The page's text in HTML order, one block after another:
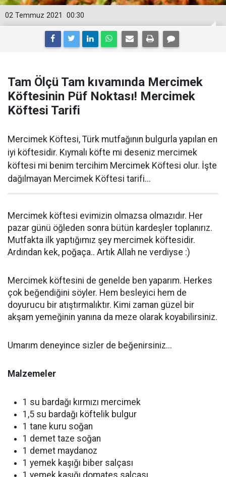
00:30
02 Temmuz 2021
Tam Ölçü Tam kıvamında Mercimek
Köftesinin Püf Noktası! Mercimek
Köftesi Tarifi
Mercimek Köftesi, Türk mutfağının bulgurla yapılan en
iyi köftesidir. Kıymalı köfte mi deseniz mercimek
köftesi mi benim tercihim Mercimek Köftesi olur. İşte
dağılmayan Mercimek Köftesi tarifi...
Mercimek köftesi evimizin olmazsa olmazıdır. Her
pazar günü öğleden sonra bütün kardeşler toplanırız.
Mutfakta ilk yaptığımız şey mercimek köftesidir.
Ardından kek, poğaça.. Artık Allah ne verdiyse :)
Mercimek köftesini de genelde ben yaparım. Herkes
çok beğendiğini söyler. Hem besleyici hem de
doyurucu bir atıştırmalıktır. Kimi zaman güzel bir
akşam yemeğinin yanına da meze olarak koyabilirsiniz.
Umarım deneyince sizler de beğenirsiniz...
Malzemeler
1 su bardağı kırmızı mercimek
1,5 su bardağı köftelik bulgur
1 tane kuru soğan
1 demet taze soğan
1 demet maydanoz
1 yemek kaşığı biber salçası
1 yemek kaşığı domates salçası